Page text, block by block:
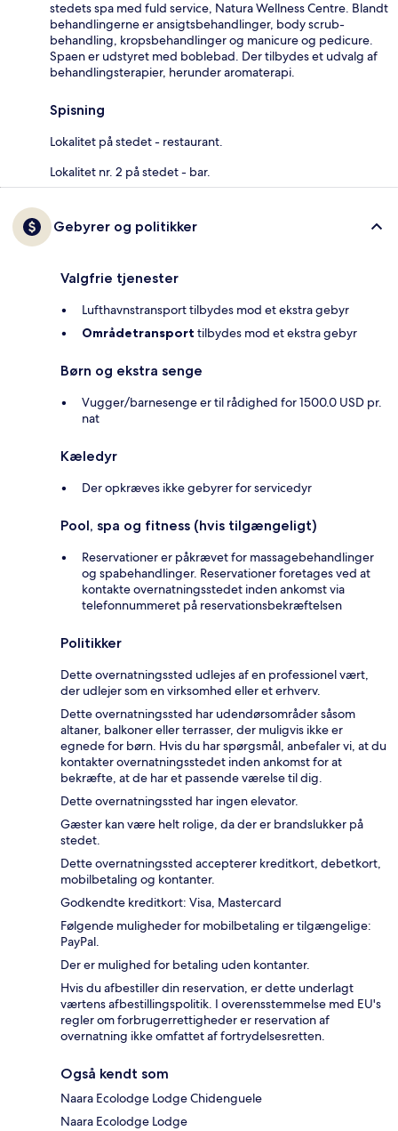
stedets spa med fuld service, Natura Wellness Centre. Blandt
behandlingerne er ansigtsbehandlinger, body scrub-
behandling, kropsbehandlinger og manicure og pedicure.
Spaen er udstyret med boblebad. Der tilbydes et udvalg af
behandlingsterapier, herunder aromaterapi.
Spisning
Lokalitet på stedet - restaurant.
Lokalitet nr. 2 på stedet - bar.
Gebyrer og politikker
Valgfrie tjenester
Lufthavnstransport tilbydes mod et ekstra gebyr
Områdetransport tilbydes mod et ekstra gebyr
Børn og ekstra senge
Vugger/barnesenge er til rådighed for 1500.0 USD pr.
nat
Kæledyr
Der opkræves ikke gebyrer for servicedyr
Pool, spa og fitness (hvis tilgængeligt)
Reservationer er påkrævet for massagebehandlinger
og spabehandlinger. Reservationer foretages ved at
kontakte overnatningsstedet inden ankomst via
telefonnummeret på reservationsbekræftelsen
Politikker
Dette overnatningssted udlejes af en professionel vært,
der udlejer som en virksomhed eller et erhverv.
Dette overnatningssted har udendørsområder såsom
altaner, balkoner eller terrasser, der muligvis ikke er
egnede for børn. Hvis du har spørgsmål, anbefaler vi, at du
kontakter overnatningsstedet inden ankomst for at
bekræfte, at de har et passende værelse til dig.
Dette overnatningssted har ingen elevator.
Gæster kan være helt rolige, da der er brandslukker på
stedet.
Dette overnatningssted accepterer kreditkort, debetkort,
mobilbetaling og kontanter.
Godkendte kreditkort: Visa, Mastercard
Følgende muligheder for mobilbetaling er tilgængelige:
PayPal.
Der er mulighed for betaling uden kontanter.
Hvis du afbestiller din reservation, er dette underlagt
værtens afbestillingspolitik. I overensstemmelse med EU's
regler om forbrugerrettigheder er reservation af
overnatning ikke omfattet af fortrydelsesretten.
Også kendt som
Naara Ecolodge Lodge Chidenguele
Naara Ecolodge Lodge